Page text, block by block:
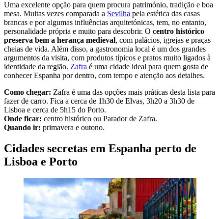
Uma excelente opção para quem procura património, tradição e boa
mesa. Muitas vezes comparada a Sevilha pela estética das casas
brancas e por algumas influências arquitetónicas, tem, no entanto,
personalidade própria e muito para descobrir. O centro histórico
preserva bem a herança medieval, com palácios, igrejas e praças
cheias de vida. Além disso, a gastronomia local é um dos grandes
argumentos da visita, com produtos típicos e pratos muito ligados à
identidade da região. Zafra é uma cidade ideal para quem gosta de
conhecer Espanha por dentro, com tempo e atenção aos detalhes.
Como chegar: Zafra é uma das opções mais práticas desta lista para
fazer de carro. Fica a cerca de 1h30 de Elvas, 3h20 a 3h30 de
Lisboa e cerca de 5h15 do Porto.
Onde ficar: centro histórico ou Parador de Zafra.
Quando ir: primavera e outono.
Cidades secretas em Espanha perto de
Lisboa e Porto